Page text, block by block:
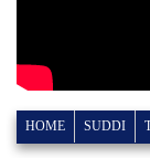
HOME SUDDI